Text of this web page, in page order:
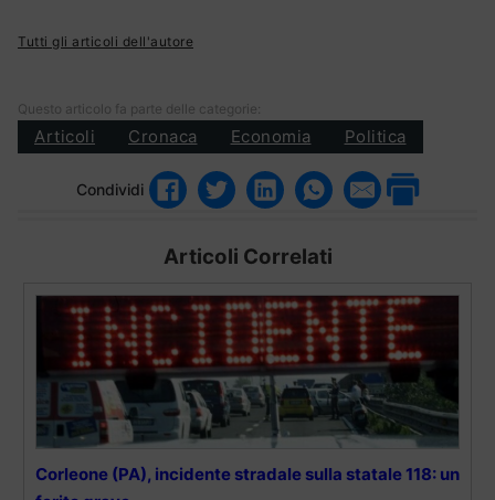
Tutti gli articoli dell'autore
Questo articolo fa parte delle categorie:
Articoli Cronaca Economia Politica
Condividi
Articoli Correlati
Corleone (PA), incidente stradale sulla statale 118: un